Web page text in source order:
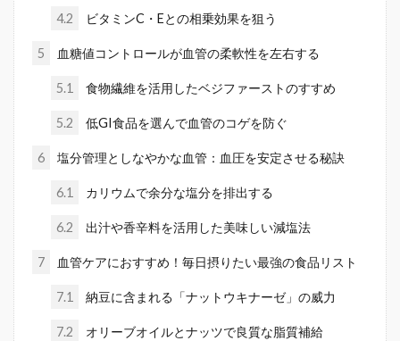
4.2 ビタミンC・Eとの相乗効果を狙う
5 血糖値コントロールが血管の柔軟性を左右する
5.1 食物繊維を活用したベジファーストのすすめ
5.2 低GI食品を選んで血管のコゲを防ぐ
6 塩分管理としなやかな血管：血圧を安定させる秘訣
6.1 カリウムで余分な塩分を排出する
6.2 出汁や香辛料を活用した美味しい減塩法
7 血管ケアにおすすめ！毎日摂りたい最強の食品リスト
7.1 納豆に含まれる「ナットウキナーゼ」の威力
7.2 オリーブオイルとナッツで良質な脂質補給